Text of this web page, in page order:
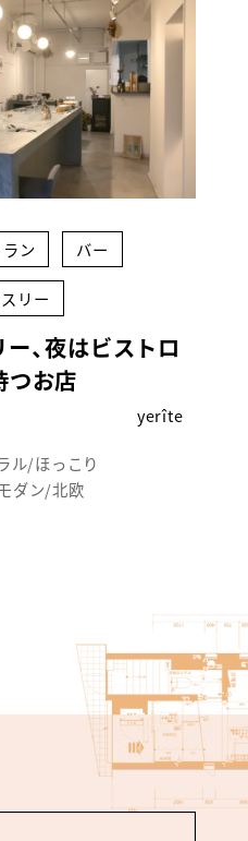
ン バー
リー
、夜はビストロ
つお店
yerîte
ル/ほっこり
ダン/北欧